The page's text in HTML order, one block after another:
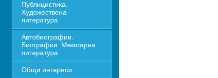
Публицистика.
Художествена
литература
Автобиографии.
Биографии. Мемоарна
литература
Общи интереси